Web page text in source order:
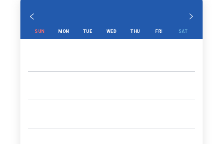
浮力に不安がある方には、ウェットスーツはもちろ
SUN MON TUE WED THU FRI SAT